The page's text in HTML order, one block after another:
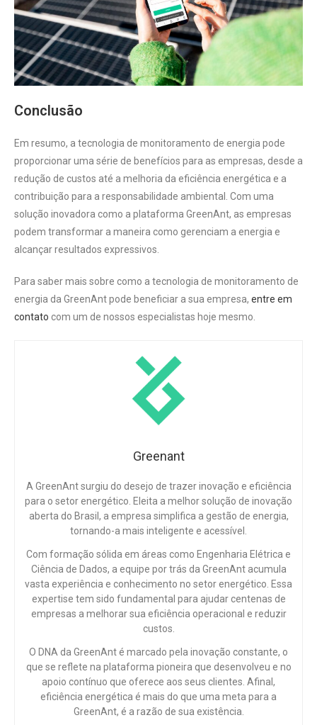
Conclusão
Em resumo, a tecnologia de monitoramento de energia pode
proporcionar uma série de benefícios para as empresas, desde a
redução de custos até a melhoria da eficiência energética e a
contribuição para a responsabilidade ambiental. Com uma
solução inovadora como a plataforma GreenAnt, as empresas
podem transformar a maneira como gerenciam a energia e
alcançar resultados expressivos.
Para saber mais sobre como a tecnologia de monitoramento de
energia da GreenAnt pode beneficiar a sua empresa, entre em
contato com um de nossos especialistas hoje mesmo.
Greenant
A GreenAnt surgiu do desejo de trazer inovação e eficiência
para o setor energético. Eleita a melhor solução de inovação
aberta do Brasil, a empresa simplifica a gestão de energia,
tornando-a mais inteligente e acessível.
Com formação sólida em áreas como Engenharia Elétrica e
Ciência de Dados, a equipe por trás da GreenAnt acumula
vasta experiência e conhecimento no setor energético. Essa
expertise tem sido fundamental para ajudar centenas de
empresas a melhorar sua eficiência operacional e reduzir
custos.
O DNA da GreenAnt é marcado pela inovação constante, o
que se reflete na plataforma pioneira que desenvolveu e no
apoio contínuo que oferece aos seus clientes. Afinal,
eficiência energética é mais do que uma meta para a
GreenAnt, é a razão de sua existência.